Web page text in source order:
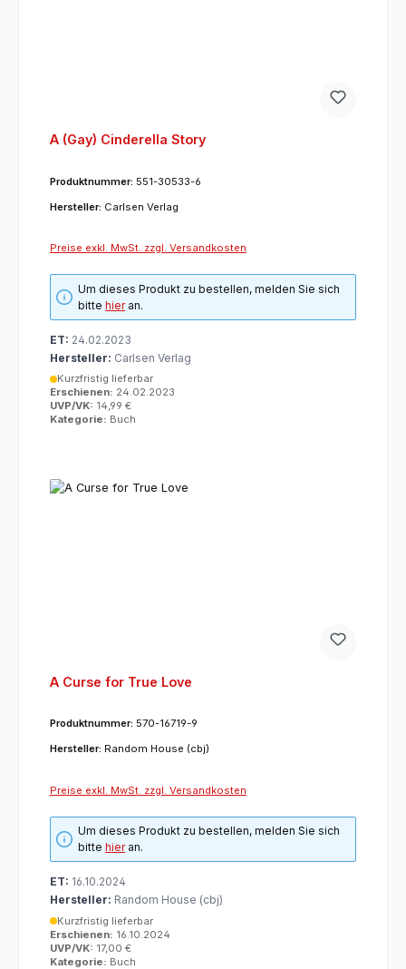
A (Gay) Cinderella Story
Produktnummer: 551-30533-6
Hersteller: Carlsen Verlag
Preise exkl. MwSt. zzgl. Versandkosten
Um dieses Produkt zu bestellen, melden Sie sich
bittehieran.
ET: 24.02.2023
Hersteller: Carlsen Verlag
Kurzfristig lieferbar
Erschienen: 24.02.2023
UVP/VK: 14,99 €
Kategorie: Buch
A Curse for True Love
Produktnummer: 570-16719-9
Hersteller: Random House (cbj)
Preise exkl. MwSt. zzgl. Versandkosten
Um dieses Produkt zu bestellen, melden Sie sich
bittehieran.
ET: 16.10.2024
Hersteller: Random House (cbj)
Kurzfristig lieferbar
Erschienen: 16.10.2024
UVP/VK: 17,00 €
Kategorie: Buch